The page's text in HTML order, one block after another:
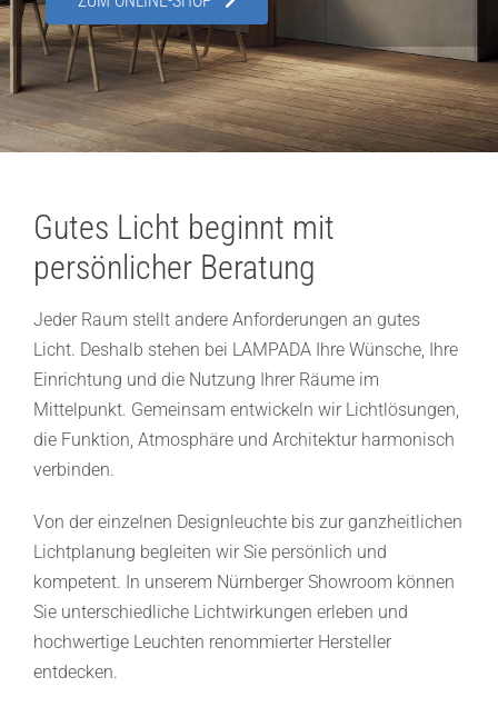
Showroom
Über uns
Kontakt
Gutes Licht beginnt mit
persönlicher Beratung
Jeder Raum stellt andere Anforderungen an gutes
Licht. Deshalb stehen bei LAMPADA Ihre Wünsche, Ihre
Einrichtung und die Nutzung Ihrer Räume im
Mittelpunkt. Gemeinsam entwickeln wir Lichtlösungen,
die Funktion, Atmosphäre und Architektur harmonisch
verbinden.
Von der einzelnen Designleuchte bis zur ganzheitlichen
Lichtplanung begleiten wir Sie persönlich und
kompetent. In unserem Nürnberger Showroom können
Sie unterschiedliche Lichtwirkungen erleben und
hochwertige Leuchten renommierter Hersteller
entdecken.